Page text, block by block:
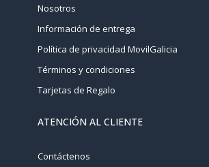
Nosotros
Información de entrega
Política de privacidad MovilGalicia
Términos y condiciones
Tarjetas de Regalo
ATENCIÓN AL CLIENTE
Contáctenos